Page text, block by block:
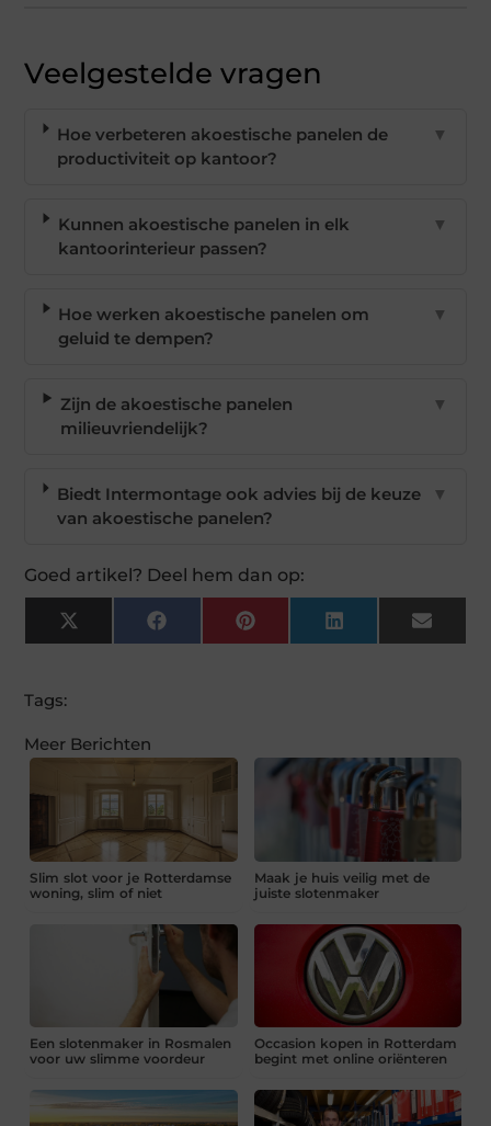
Veelgestelde vragen
Hoe verbeteren akoestische panelen de
productiviteit op kantoor?
▼
Kunnen akoestische panelen in elk
kantoorinterieur passen?
▼
Hoe werken akoestische panelen om
geluid te dempen?
▼
Zijn de akoestische panelen
milieuvriendelijk?
▼
Biedt Intermontage ook advies bij de keuze
van akoestische panelen?
▼
Goed artikel? Deel hem dan op:
X
(Twitter)
FacebookPinterest LinkedIn Email
Tags:
Meer Berichten
Slim slot voor je Rotterdamse
woning, slim of niet
Maak je huis veilig met de
juiste slotenmaker
Een slotenmaker in Rosmalen
voor uw slimme voordeur
Occasion kopen in Rotterdam
begint met online oriënteren